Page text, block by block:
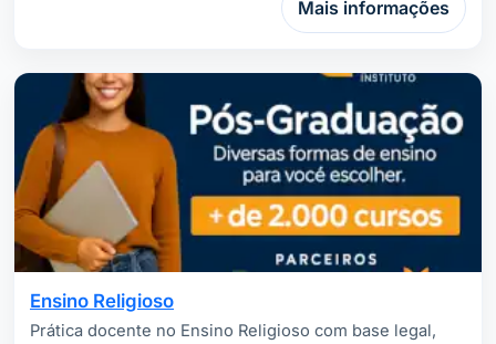
Mais informações
Ensino Religioso
Prática docente no Ensino Religioso com base legal,